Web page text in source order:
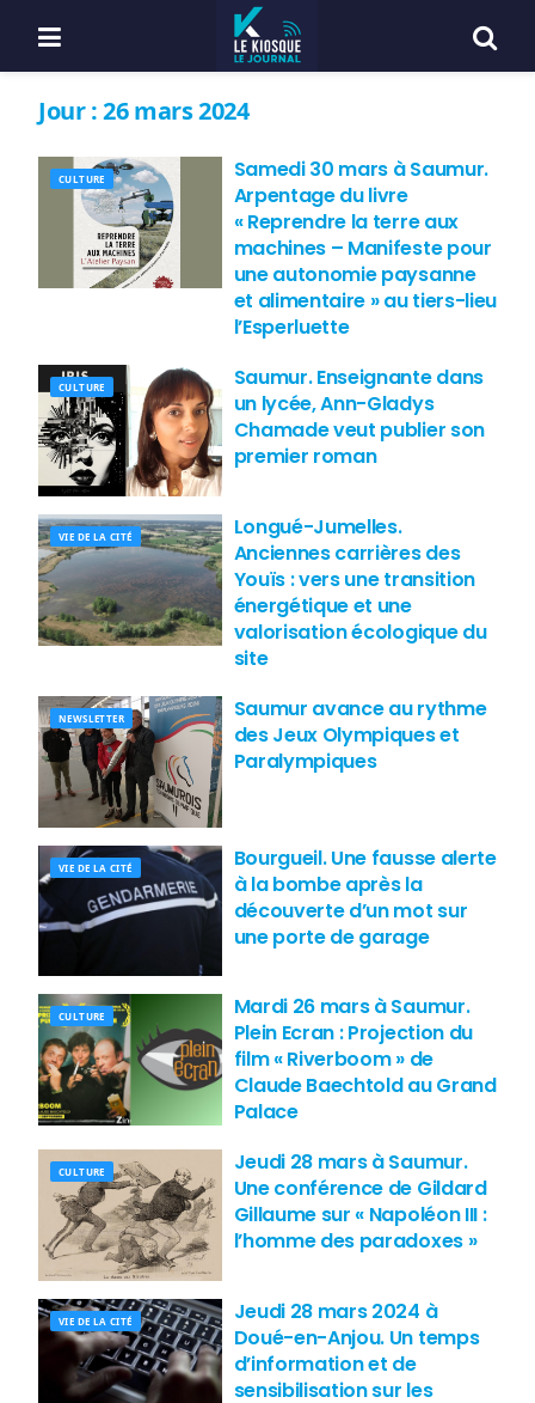
Jour :26 mars 2024
CULTURE
Samedi 30 mars à Saumur.
Arpentage du livre
« Reprendre la terre aux
machines – Manifeste pour
une autonomie paysanne
et alimentaire » au tiers-lieu
l’Esperluette
CULTURE
Saumur. Enseignante dans
un lycée, Ann-Gladys
Chamade veut publier son
premier roman
VIE DE LA CITÉ
Longué-Jumelles.
Anciennes carrières des
Youïs : vers une transition
énergétique et une
valorisation écologique du
site
NEWSLETTER
Saumur avance au rythme
des Jeux Olympiques et
Paralympiques
VIE DE LA CITÉ
Bourgueil. Une fausse alerte
à la bombe après la
découverte d’un mot sur
une porte de garage
CULTURE
Mardi 26 mars à Saumur.
Plein Ecran : Projection du
film « Riverboom » de
Claude Baechtold au Grand
Palace
CULTURE
Jeudi 28 mars à Saumur.
Une conférence de Gildard
Gillaume sur « Napoléon III :
l’homme des paradoxes »
VIE DE LA CITÉ
Jeudi 28 mars 2024 à
Doué-en-Anjou. Un temps
d’information et de
sensibilisation sur les